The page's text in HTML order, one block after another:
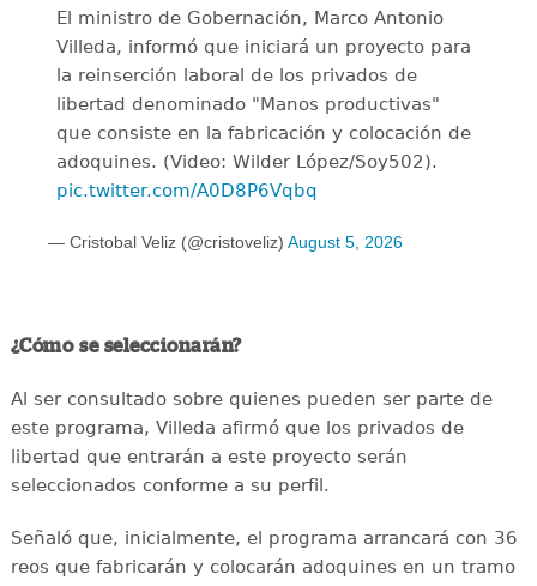
El ministro de Gobernación, Marco Antonio
Villeda, informó que iniciará un proyecto para
la reinserción laboral de los privados de
libertad denominado "Manos productivas"
que consiste en la fabricación y colocación de
adoquines. (Video: Wilder López/Soy502).
pic.twitter.com/A0D8P6Vqbq
— Cristobal Veliz (@cristoveliz) August 5, 2026
¿Cómo se seleccionarán?
Al ser consultado sobre quienes pueden ser parte de
este programa, Villeda afirmó que los privados de
libertad que entrarán a este proyecto serán
seleccionados conforme a su perfil.
Señaló que, inicialmente, el programa arrancará con 36
reos que fabricarán y colocarán adoquines en un tramo